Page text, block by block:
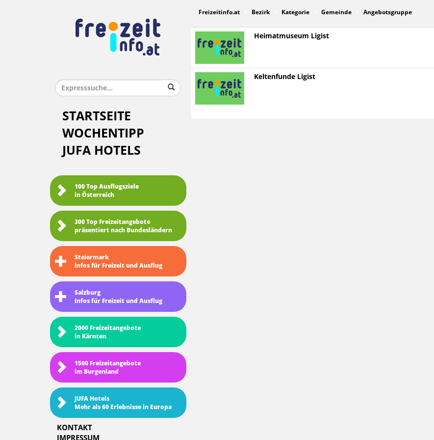
STARTSEITE
WOCHENTIPP
JUFA HOTELS
100 Top Ausflugsziele
in Österreich
300 Top Freizeitangebote
präsentiert nach Bundesländern
Steiermark
Infos für Freizeit und Ausflug
Salzburg
Infos für Freizeit und Ausflug
2000 Freizeitangebote
in Kärnten
1500 Freizeitangebote
im Burgenland
JUFA Hotels
Mehr als 60 Erlebnisse in Europa
KONTAKT
IMPRESSUM
Freizeitinfo.at Bezirk Kategorie Gemeinde Angebotsgruppe
Heimatmuseum Ligist
Keltenfunde Ligist